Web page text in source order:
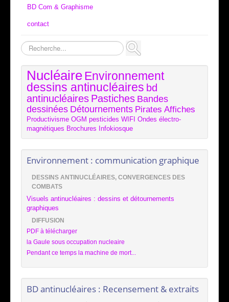
BD Com & Graphisme
contact
Rechercher
NucléaireEnvironnement
dessins antinucléaires bd
antinucléaires Pastiches Bandes
dessinées Détournements Pirates Affiches
Productivisme OGM pesticides WIFI Ondes électro-
magnétiques Brochures Infokiosque
Environnement : communication graphique
DESSINS ANTINUCLÉAIRES, CONVERGENCES DES
COMBATS
Visuels antinucléaires : dessins et détournements
graphiques
DIFFUSION
PDF à télécharger
la Gaule sous occupation nucleaire
Pendant ce temps la machine de mort...
BD antinucléaires : Recensement & extraits